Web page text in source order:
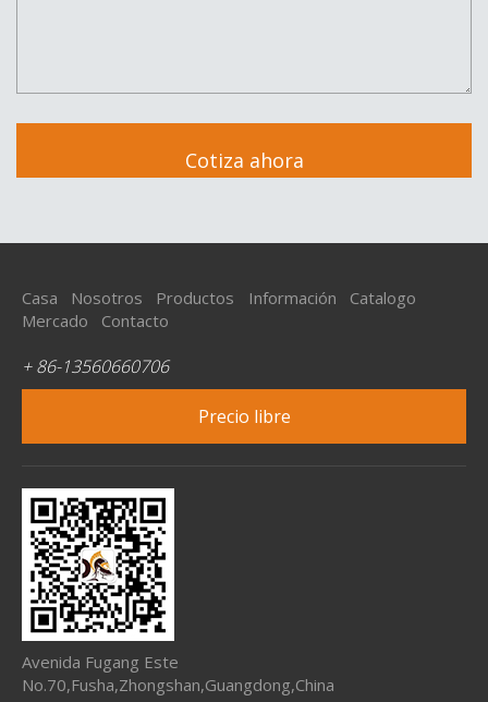
Casa Nosotros Productos Información
Catalogo
Mercado
Contacto
+ 86-13560660706
Precio libre
Avenida Fugang Este
No.70,Fusha,Zhongshan,Guangdong,China